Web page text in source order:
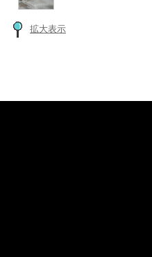
拡大表示